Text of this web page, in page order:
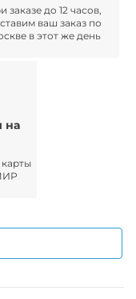
заказе до 12 часов,
ваш заказ по
в этот же день
на